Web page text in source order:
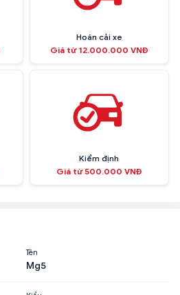
Hoán cải xe
Giá từ 12.000.000 VNĐ
Kiểm định
Giá từ 500.000 VNĐ
Tên
Mg5